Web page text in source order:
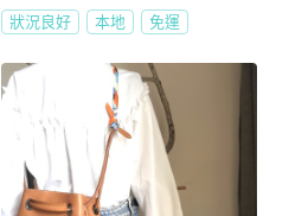
狀況良好 本地 免運